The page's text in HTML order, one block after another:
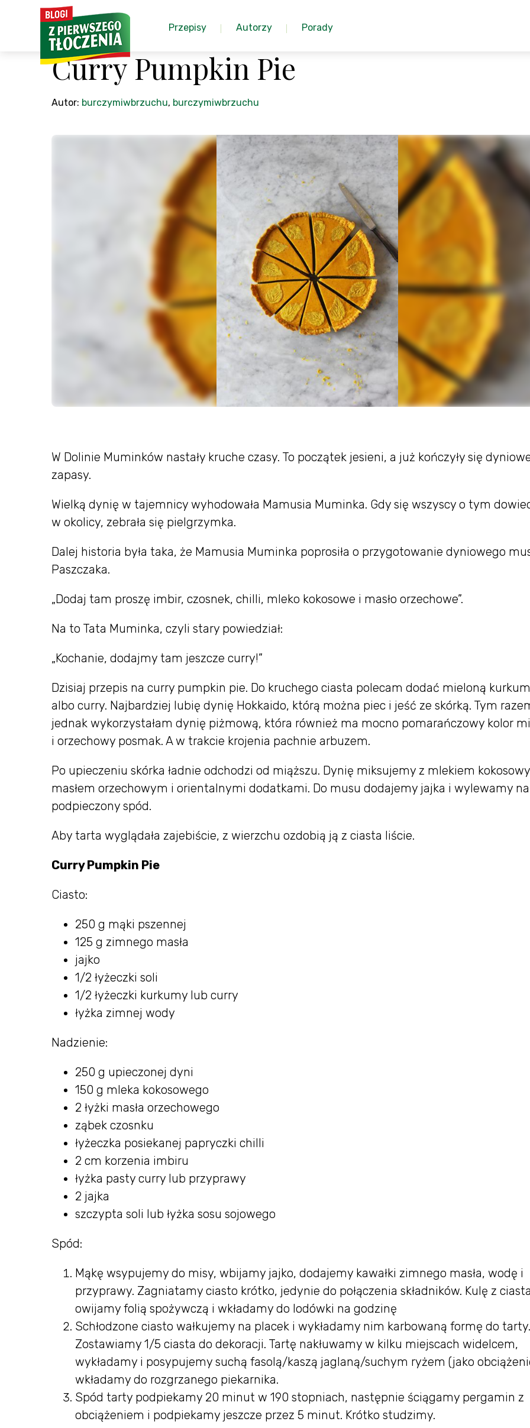
Przepisy Autorzy Porady
Curry Pumpkin Pie
Autor: burczymiwbrzuchu, burczymiwbrzuchu
W Dolinie Muminków nastały kruche czasy. To początek jesieni, a już kończyły się
zapasy.
Wielką dynię w tajemnicy wyhodowała Mamusia Muminka. Gdy się wszyscy o tym
w okolicy, zebrała się pielgrzymka.
Dalej historia była taka, że Mamusia Muminka poprosiła o przygotowanie dyniowego
Paszczaka.
„Dodaj tam proszę imbir, czosnek, chilli, mleko kokosowe i masło orzechowe”.
Na to Tata Muminka, czyli stary powiedział:
„Kochanie, dodajmy tam jeszcze curry!”
Dzisiaj przepis na curry pumpkin pie. Do kruchego ciasta polecam dodać mieloną
albo curry. Najbardziej lubię dynię Hokkaido, którą można piec i jeść ze skórką. Tym
jednak wykorzystałam dynię piżmową, która również ma mocno pomarańczowy kolor
i orzechowy posmak. A w trakcie krojenia pachnie arbuzem.
Po upieczeniu skórka ładnie odchodzi od miąższu. Dynię miksujemy z mlekiem
masłem orzechowym i orientalnymi dodatkami. Do musu dodajemy jajka i wylewamy na
podpieczony spód.
Aby tarta wyglądała zajebiście, z wierzchu ozdobią ją z ciasta liście.
Curry Pumpkin Pie
Ciasto:
250 g mąki pszennej
125 g zimnego masła
jajko
1/2 łyżeczki soli
1/2 łyżeczki kurkumy lub curry
łyżka zimnej wody
Nadzienie:
250 g upieczonej dyni
150 g mleka kokosowego
2 łyżki masła orzechowego
ząbek czosnku
łyżeczka posiekanej papryczki chilli
2 cm korzenia imbiru
łyżka pasty curry lub przyprawy
2 jajka
szczypta soli lub łyżka sosu sojowego
Spód:
Mąkę wsypujemy do misy, wbijamy jajko, dodajemy kawałki zimnego masła, wodę i
przyprawy. Zagniatamy ciasto krótko, jedynie do połączenia składników. Kulę z ciasta
owijamy folią spożywczą i wkładamy do lodówki na godzinę
Schłodzone ciasto wałkujemy na placek i wykładamy nim karbowaną formę do tarty.
Zostawiamy 1/5 ciasta do dekoracji. Tartę nakłuwamy w kilku miejscach widelcem,
wykładamy i posypujemy suchą fasolą/kaszą jaglaną/suchym ryżem (jako
wkładamy do rozgrzanego piekarnika.
Spód tarty podpiekamy 20 minut w 190 stopniach, następnie ściągamy pergamin z
obciążeniem i podpiekamy jeszcze przez 5 minut. Krótko studzimy.